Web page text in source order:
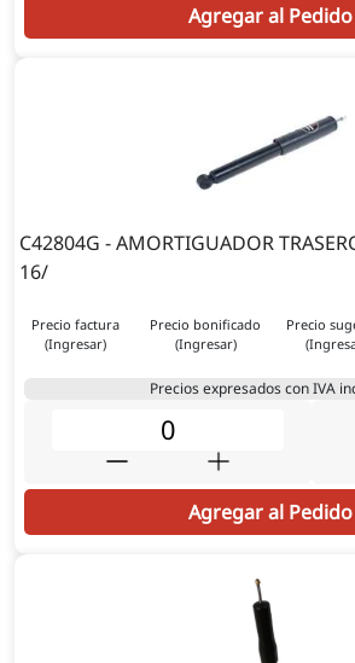
Agregar al Pedido
C42804G - AMORTIGUADOR
16/
Precio factura
(Ingresar)
Precio bonificado
(Ingresar)
Precio
Precios expresados con IVA
Agregar al Pedido